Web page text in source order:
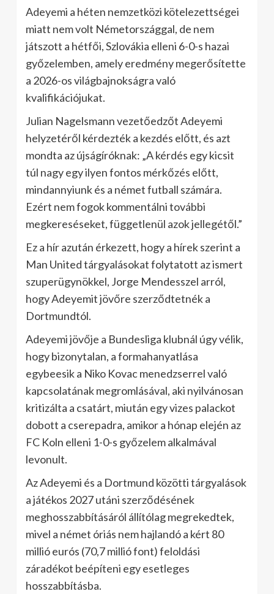
Adeyemi a héten nemzetközi kötelezettségei
miatt nem volt Németországgal, de nem
játszott a hétfői, Szlovákia elleni 6-0-s hazai
győzelemben, amely eredmény megerősítette
a 2026-os világbajnokságra való
kvalifikációjukat.
Julian Nagelsmann vezetőedzőt Adeyemi
helyzetéről kérdezték a kezdés előtt, és azt
mondta az újságíróknak: „A kérdés egy kicsit
túl nagy egy ilyen fontos mérkőzés előtt,
mindannyiunk és a német futball számára.
Ezért nem fogok kommentálni további
megkereséseket, függetlenül azok jellegétől.”
Ez a hír azután érkezett, hogy a hírek szerint a
Man United tárgyalásokat folytatott az ismert
szuperügynökkel, Jorge Mendesszel arról,
hogy Adeyemit jövőre szerződtetnék a
Dortmundtól.
Adeyemi jövője a Bundesliga klubnál úgy vélik,
hogy bizonytalan, a formahanyatlása
egybeesik a Niko Kovac menedzserrel való
kapcsolatának megromlásával, aki nyilvánosan
kritizálta a csatárt, miután egy vizes palackot
dobott a cserepadra, amikor a hónap elején az
FC Koln elleni 1-0-s győzelem alkalmával
levonult.
Az Adeyemi és a Dortmund közötti tárgyalások
a játékos 2027 utáni szerződésének
meghosszabbításáról állítólag megrekedtek,
mivel a német óriás nem hajlandó a kért 80
millió eurós (70,7 millió font) feloldási
záradékot beépíteni egy esetleges
hosszabbításba.